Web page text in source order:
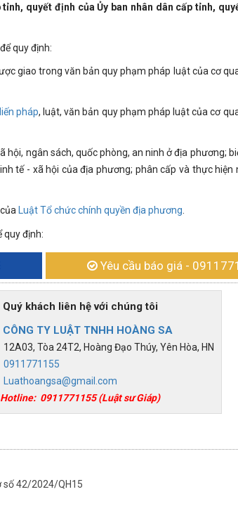
quyết định của Ủy ban nhân dân cấp tỉnh,
quy định:
giao trong văn bản quy phạm pháp luật của cơ
pháp, luật, văn bản quy phạm pháp luật của cơ
hội, ngân sách, quốc phòng, an ninh ở địa phương;
tế - xã hội của địa phương; phân cấp và thực hiện
Luật Tổ chức chính quyền địa phương
quy định:
Yêu cầu báo giá -
khách liên hệ với chúng tôi
CÔNG TY LUẬT TNHH HOÀNG SA
12A03, Tòa 24T2, Hoàng Đạo Thúy, Yên Hòa, HN
0911771155
Luathoangsa@gmail.com
Hotline: 0911771155(Luật sư Giáp)
số 42/2024/QH15